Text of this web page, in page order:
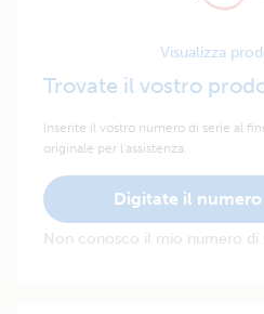
Visualizza
Trovate il vostro
Inserite il vostro numero di serie al
originale per l'assistenza.
Digitate il numero
Non conosco il mio numero di